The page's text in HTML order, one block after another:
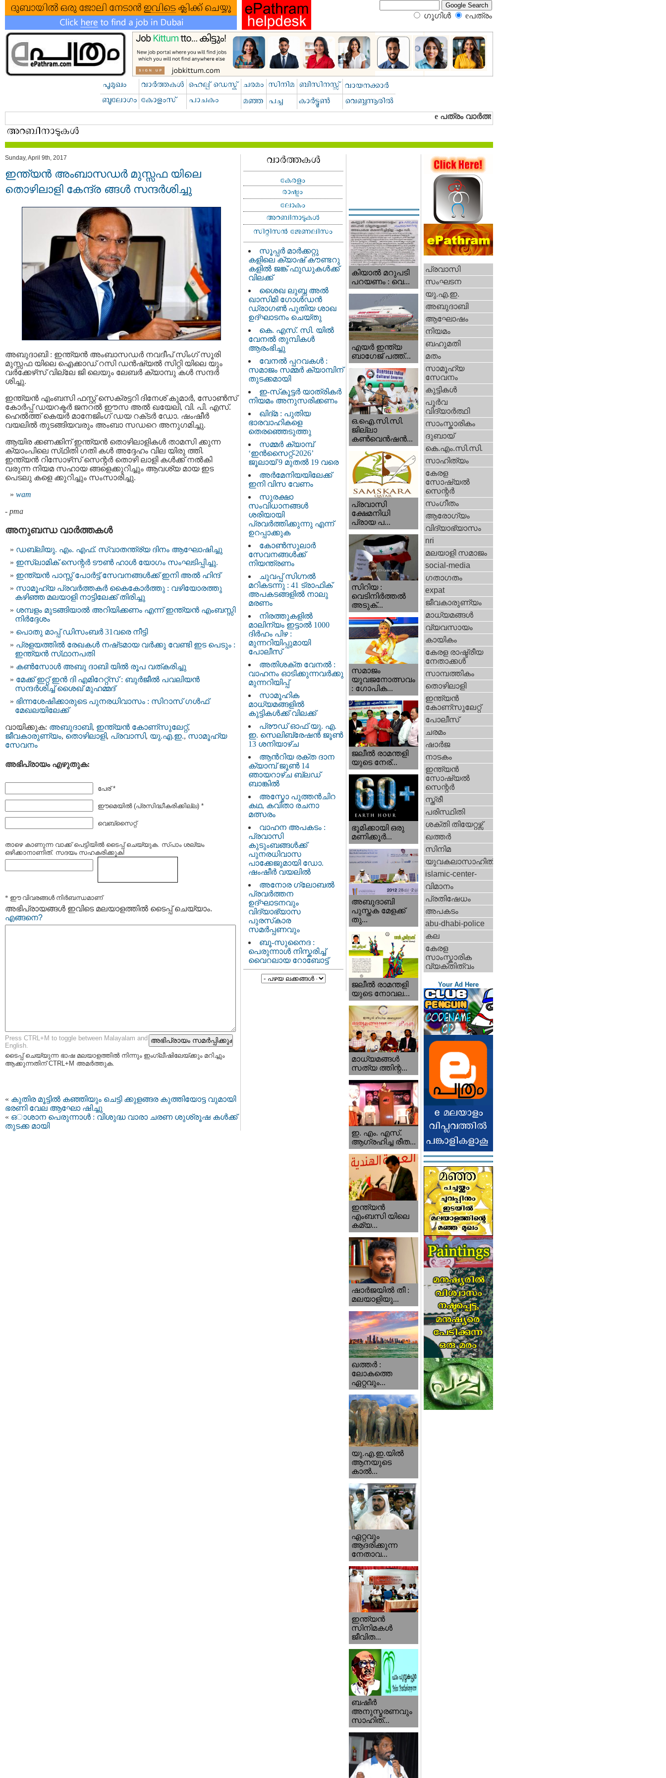
ഗൂഗിള്‍ eപത്രം‍
Sunday, April 9th, 2017
ഇന്ത്യന്‍ അംബാസഡര്‍ മുസ്സഫ യിലെ
തൊഴിലാളി കേന്ദ്ര ങ്ങള്‍ സന്ദര്‍ശിച്ചു
അബുദാബി : ഇന്ത്യന്‍ അംബാസഡര്‍ നവദീപ് സിംഗ് സൂരി
മുസ്സഫ യിലെ ഐക്കാഡ് റസി ഡൻഷ്യൽ സിറ്റി യിലെ യും
വർക്കേഴ്‌സ് വില്ലേ ജി ലെയും ലേബർ ക്യാമ്പു കൾ സന്ദർ
ശിച്ചു.
ഇന്ത്യന്‍ എംബസി ഫസ്റ്റ് സെക്രട്ടറി ദിനേശ് കുമാര്‍, സോണ്‍സ്
കോര്‍പ്പ് ഡയറക്ടര്‍ ജനറല്‍ ഈസ അല്‍ ഖയേലി, വി. പി. എസ്.
ഹെൽത്ത് കെയർ മാനേജിംഗ് ഡയ റക്‌ടർ ഡോ. ഷംഷീർ
വയലിൽ തുടങ്ങിയവരും അംബാ സഡറെ അനുഗമിച്ചു.
ആയിര ക്കണക്കിന് ഇന്ത്യൻ തൊഴിലാളികൾ താമസി ക്കുന്ന
ക്യാംപിലെ സ്‌ഥിതി ഗതി കൾ അദ്ദേഹം വില യിരു ത്തി.
ഇന്ത്യന്‍ റിസോഴ്‌സ് സെന്റര്‍ തൊഴി ലാളി കള്‍ക്ക് നല്‍കി
വരുന്ന നിയമ സഹായ ങ്ങളെക്കുറിച്ചും ആവശ്യ മായ ഇട
പെടലു കളെ ക്കുറിച്ചും സംസാരിച്ചു.
wam
- pma
അനുബന്ധ വാര്‍ത്തകള്‍
ഡബ്ലിയു. എം. എഫ്. സ്വാതന്ത്ര്യ ദിനം ആഘോഷിച്ചു
ഇസ്‌ലാമിക് സെന്റർ ടൗൺ ഹാൾ യോഗം സംഘടിപ്പിച്ചു.
ഇന്ത്യന്‍ പാസ്സ്‌ പോർട്ട് സേവനങ്ങള്‍ക്ക് ഇനി അല്‍ ഹിന്ദ്
സാമൂഹ്യ പ്രവർത്തകർ കൈകോർത്തു : വഴിയോരത്തു
കഴിഞ്ഞ മലയാളി നാട്ടിലേക്ക് തിരിച്ചു
ശമ്പളം മുടങ്ങിയാൽ അറിയിക്കണം എന്ന് ഇന്ത്യന്‍ എംബസ്സി
നിർദ്ദേശം
പൊതു മാപ്പ് ഡിസംബർ 31വരെ നീട്ടി
പ്രളയത്തില്‍ രേ​ഖ​ക​ൾ ന​ഷ്​​ട​മാ​യ വര്‍ക്കു വേ​ണ്ടി ഇ​ട​ പെ​ടും :
ഇ​ന്ത്യ​ൻ സ്​​ഥാ​ന​പ​തി
കൺസോൾ അബു ദാബി യിൽ രൂപ വത്കരിച്ചു
മേക്ക് ഇറ്റ് ഇൻ ദി എമിറേറ്റ്‌സ് : ബുർജീൽ പവലിയൻ
സന്ദർശിച്ച് ശൈഖ് മുഹമ്മദ്
ഭിന്നശേഷിക്കാരുടെ പുനരധിവാസം : സിറാസ് ഗൾഫ്
മേഖലയിലേക്ക്
വായിക്കുക: അബുദാബി, ഇന്ത്യന്‍ കോണ്സുലേറ്റ്,
ജീവകാരുണ്യം, തൊഴിലാളി, പ്രവാസി, യു.എ.ഇ., സാമൂഹ്യ
സേവനം
അഭിപ്രായം എഴുതുക:
പേര് *
ഈമെയില്‍ (പ്രസിദ്ധീകരിക്കില്ല) *
വെബ്സൈറ്റ്
താഴെ കാണുന്ന വാക്ക് പെട്ടിയില്‍ ടൈപ്പ്‌ ചെയ്യുക. സ്പാം ശല്യം
ഒഴിക്കാനാണിത്. സദയം സഹകരിക്കുക!
* ഈ വിവരങ്ങള്‍ നിര്‍ബന്ധമാണ്
അഭിപ്രായങ്ങള്‍ ഇവിടെ മലയാളത്തില്‍ ടൈപ്പ് ചെയ്യാം.
എങ്ങനെ?
Press CTRL+M to toggle between Malayalam and
English.
ടൈപ്പ്‌ ചെയ്യുന്ന ഭാഷ മലയാളത്തില്‍ നിന്നും ഇംഗ്ലീഷിലേയ്ക്കും മറിച്ചും
ആക്കുന്നതിന് CTRL+M അമര്‍ത്തുക.
« കുതിര മൂട്ടിൽ കഞ്ഞിയും ചെട്ടി ക്കുളങ്ങര കുത്തിയോട്ട വുമായി
ഭരണി വേല ആഘോ ഷിച്ചു
« ഒാശാന പെരുന്നാൾ : വിശുദ്ധ വാരാ ചരണ ശുശ്രൂഷ കള്‍ക്ക്
തുടക്ക മായി
സൂപ്പർ മാർക്കറ്റു
കളിലെ ക്യാഷ് കൗണ്ടറു
കളിൽ ജങ്ക് ഫുഡുകൾക്ക്
വിലക്ക്
ശൈഖ ലുബ്ന അൽ
ഖാസിമി ഗോൾഡൻ
ഡ്രാഗൺ പുതിയ ശാഖ
ഉദ്ഘാടനം ചെയ്തു
കെ. എസ്. സി. യിൽ
വേനൽ തുമ്പികൾ
ആരംഭിച്ചു
വേനൽ പ്പറവകൾ :
സമാജം സമ്മർ ക്യാമ്പിന്
തുടക്കമായി
ഇ-സ്‌കൂട്ടർ യാത്രികർ
നിയമം അനുസരിക്കണം
ഖിദ്മ : പുതിയ
ഭാരവാഹികളെ
തെരഞ്ഞെടുത്തു
സമ്മർ ക്യാമ്പ്
‘ഇൻസൈറ്റ്-2026’
ജൂലായ് 9 മുതൽ 19 വരെ
അർമേനിയയിലേക്ക്
ഇനി വിസ വേണം
സുരക്ഷാ
സംവിധാനങ്ങൾ
ശരിയായി
പ്രവർത്തിക്കുന്നു എന്ന്
ഉറപ്പാക്കുക
കോൺസുലാർ
സേവനങ്ങൾക്ക്
നിയന്ത്രണം
ചുവപ്പ് സിഗ്നൽ
മറികടന്നു : 41 ട്രാഫിക്
അപകടങ്ങളിൽ നാലു
മരണം
നിരത്തുകളിൽ
മാലിന്യം ഇട്ടാൽ 1000
ദിർഹം പിഴ :
മുന്നറിയിപ്പുമായി
പോലീസ്
അതിശക്ത വേനൽ :
വാഹനം ഓടിക്കുന്നവർക്കു
മുന്നറിയിപ്പ്
സാമൂഹിക
മാധ്യമങ്ങളിൽ
കുട്ടികൾക്ക് വിലക്ക്
പ്രൗഡ് ഓഫ് യു. എ.
ഇ. സെലിബ്രേഷൻ ജൂൺ
13 ശനിയാഴ്ച
ആൻറിയ രക്ത ദാന
ക്യാമ്പ് ജൂൺ 14
ഞായറാഴ്ച ബ്ലഡ്
ബാങ്കിൽ
അസ്മോ പുത്തൻചിറ
കഥ, കവിതാ രചനാ
മത്സരം
വാഹന അപകടം :
പ്രവാസി
കുടുംബങ്ങൾക്ക്
പുനരധിവാസ
പാക്കേജുമായി ഡോ.
ഷംഷീർ വയലിൽ
അനോര ഗ്ലോബൽ
പ്രവർത്തന
ഉദ്ഘാടനവും
വിദ്യാഭ്യാസ
പുരസ്‌കാര
സമർപ്പണവും
ബൂ-സുനൈദ :
പെരുന്നാൾ നിസ്കരിച്ച്
വൈറലായ റോബോട്ട്
കിയാല്‍ മറുപടി
പറയണം : വെ...
എയര്‍ ഇന്ത്യ
ബാഗേജ് പത്ത്...
ഒ.ഐ.സി.സി.
ജില്ലാ
കൺവെൻഷൻ...
പ്രവാസി
ക്ഷേമനിധി
പ്രായ പ...
സിറിയ :
വെടിനിർത്തൽ
അടുക്...
സമാജം
യുവജനോത്സവം
: ഗോപിക...
ജലീല്‍ രാമന്തളി
യുടെ നേര്...
ഭൂമിക്കായി ഒരു
മണിക്കൂര്‍...
അബുദാബി
പുസ്തക മേളക്ക്
തു...
ജലീല്‍ രാമന്തളി
യുടെ നോവല...
മാധ്യമങ്ങള്‍
സത്യ ത്തിന്റ...
ഇ. എം. എസ്.
ആഗ്രഹിച്ച രീത...
ഇന്ത്യന്‍
എംബസി യിലെ
കമ്യ...
ഷാര്‍ജയില്‍ തീ :
മലയാളിയു...
ഖത്തര്‍ :
ലോകത്തെ
ഏറ്റവും...
യു.എ.ഇ.യില്‍
ആനയുടെ
കാല്‍...
ഏറ്റവും
ആദരിക്കുന്ന
നേതാവ...
ഇന്ത്യന്‍
സിനിമകള്‍
ജീവിത...
ബഷീര്‍
അനുസ്മരണവും
സാഹിത്...
പ്രവാസി
സംഘടന
യു.എ.ഇ.
അബുദാബി
ആഘോഷം
നിയമം
ബഹുമതി
മതം
സാമൂഹ്യ
സേവനം
കുട്ടികള്‍
പൂര്‍വ
വിദ്യാര്‍ത്ഥി
സാംസ്കാരികം
ദുബായ്‌
കെ.എം.സി.സി.
സാഹിത്യം
കേരള
സോഷ്യല്‍
സെന്റര്‍
സംഗീതം
ആരോഗ്യം
വിദ്യാഭ്യാസം
nri
മലയാളി സമാജം
social-media
ഗതാഗതം
expat
ജീവകാരുണ്യം
മാധ്യമങ്ങള്‍
വ്യവസായം
കായികം
കേരള രാഷ്ട്രീയ
നേതാക്കള്‍
സാമ്പത്തികം
തൊഴിലാളി
ഇന്ത്യന്‍
കോണ്സുലേറ്റ്
പോലീസ്
ചരമം
ഷാര്‍ജ
നാടകം
ഇന്ത്യന്‍
സോഷ്യല്‍
സെന്റര്‍
സ്ത്രീ
പരിസ്ഥിതി
ശക്തി തിയേറ്റഴ്സ്
ഖത്തര്‍
സിനിമ
യുവകലാസാഹിതി
islamic-center-
വിമാനം
പ്രതിഷേധം
അപകടം
abu-dhabi-police
കല
കേരള
സാംസ്കാരിക
വ്യക്തിത്വം
Your Ad Here